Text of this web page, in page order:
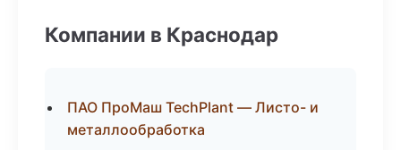
Компании в Краснодар
ПАО ПроМаш TechPlant — Листо- и
металлообработка